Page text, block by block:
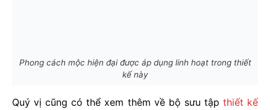
Phong cách mộc hiện đại được áp dụng linh hoạt trong thiết
kế này
Quý vị cũng có thể xem thêm về bộ sưu tập thiết kế